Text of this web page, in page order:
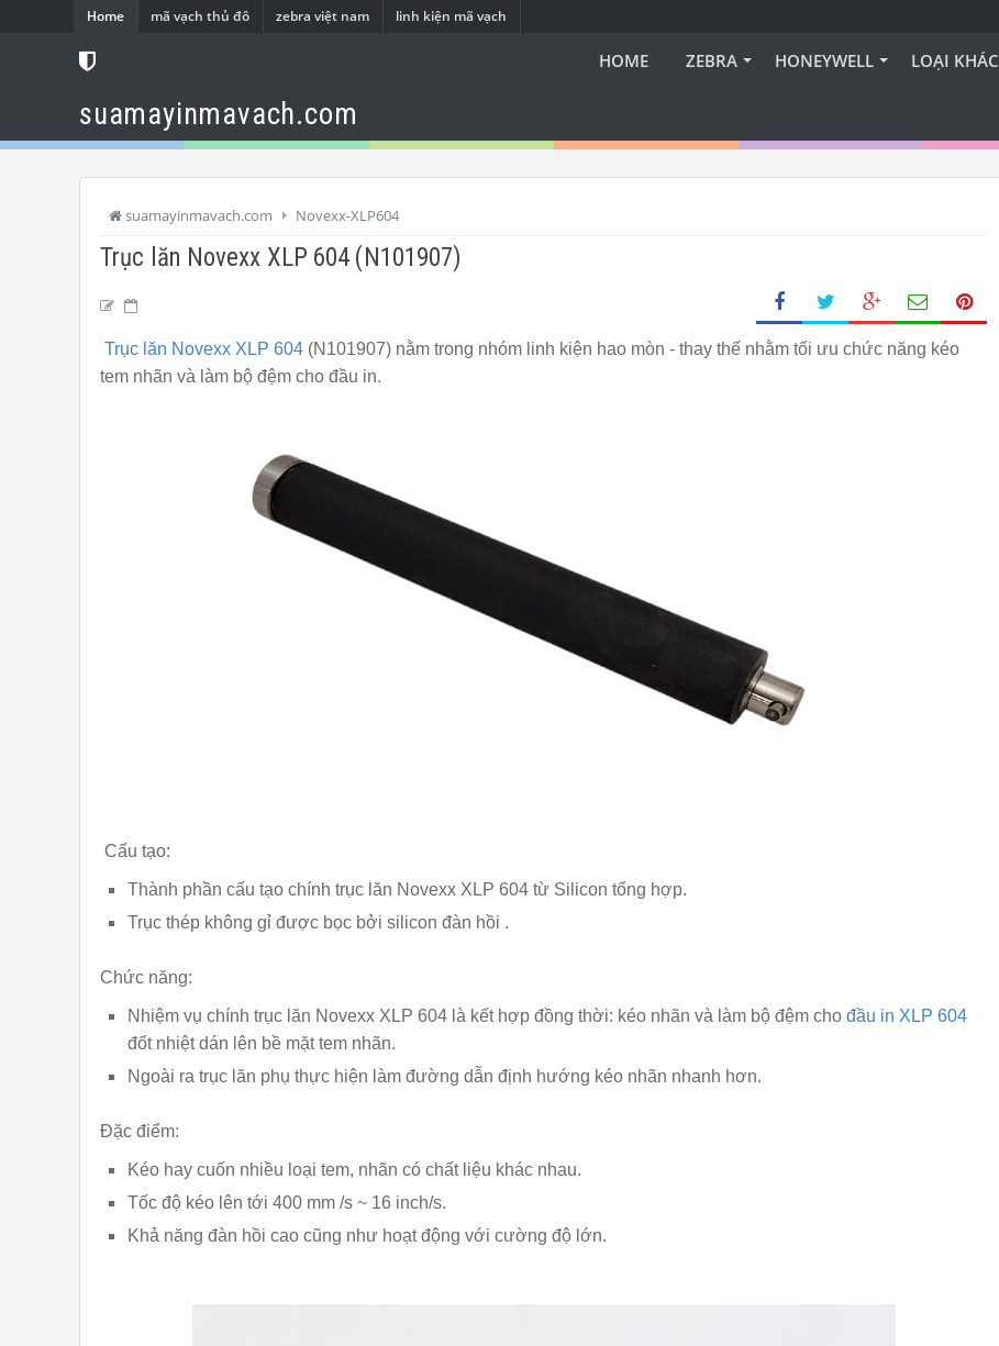
Home mã vạch thủ đô zebra việt nam linh kiện mã vạch
suamayinmavach.com
HOME ZEBRA HONEYWELL LOẠI KHÁC
suamayinmavach.com Novexx-XLP604
Trục lăn Novexx XLP 604 (N101907)
Trục lăn Novexx XLP 604 (N101907) nằm trong nhóm linh kiện hao mòn - thay thế nhằm tối ưu chức năng kéo
tem nhãn và làm bộ đệm cho đầu in.
Cấu tạo:
Thành phần cấu tạo chính trục lăn Novexx XLP 604 từ Silicon tổng hợp.
Trục thép không gỉ được bọc bởi silicon đàn hồi .
Chức năng:
Nhiệm vụ chính trục lăn Novexx XLP 604 là kết hợp đồng thời: kéo nhãn và làm bộ đệm cho đầu in XLP 604
đốt nhiệt dán lên bề mặt tem nhãn.
Ngoài ra trục lăn phụ thực hiện làm đường dẫn định hướng kéo nhãn nhanh hơn.
Đặc điểm:
Kéo hay cuốn nhiều loại tem, nhãn có chất liệu khác nhau.
Tốc độ kéo lên tới 400 mm /s ~ 16 inch/s.
Khả năng đàn hồi cao cũng như hoạt động với cường độ lớn.